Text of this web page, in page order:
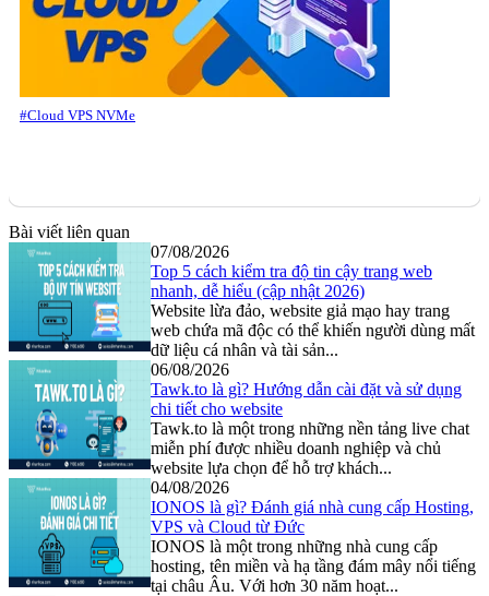
#Cloud VPS NVMe
Bài viết liên quan
07/08/2026
Top 5 cách kiểm tra độ tin cậy trang web
nhanh, dễ hiểu (cập nhật 2026)
Website lừa đảo, website giả mạo hay trang
web chứa mã độc có thể khiến người dùng mất
dữ liệu cá nhân và tài sản...
06/08/2026
Tawk.to là gì? Hướng dẫn cài đặt và sử dụng
chi tiết cho website
Tawk.to là một trong những nền tảng live chat
miễn phí được nhiều doanh nghiệp và chủ
website lựa chọn để hỗ trợ khách...
04/08/2026
IONOS là gì? Đánh giá nhà cung cấp Hosting,
VPS và Cloud từ Đức
IONOS là một trong những nhà cung cấp
hosting, tên miền và hạ tầng đám mây nổi tiếng
tại châu Âu. Với hơn 30 năm hoạt...